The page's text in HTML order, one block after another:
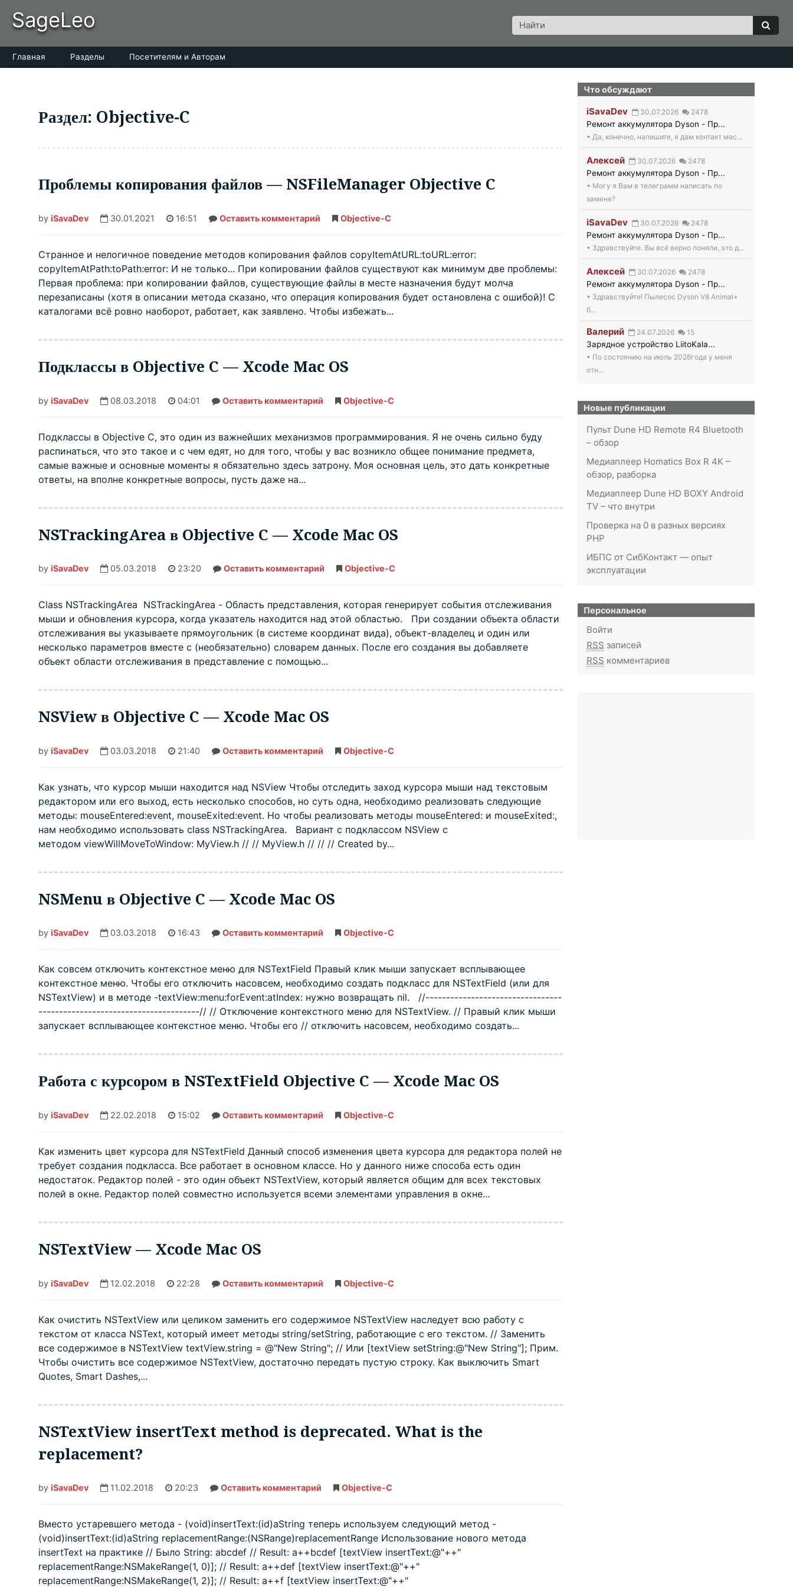
content
SageLeo
Поиск
для
Главная Разделы Посетителям и Авторам
Раздел: Objective-C
Проблемы копирования файлов — NSFileManager Objective C
by iSavaDev 30.01.2021 16:51 Оставить комментарий Проблемы
копирования
NSFileManager
Objective
C
Objective-C
Странное и нелогичное поведение методов копирования файлов copyItemAtURL:toURL:error:
copyItemAtPath:toPath:error: И не только... При копировании файлов существуют как минимум две проблемы:
Первая проблема: при копировании файлов, существующие файлы в месте назначения будут молча
перезаписаны (хотя в описании метода сказано, что операция копирования будет остановлена с ошибой)! С
каталогами всё ровно наоборот, работает, как заявлено. Чтобы избежать...
Подклассы в Objective C — Xcode Mac OS
by iSavaDev 08.03.2018 04:01 Оставить комментарий Подклассы
—
Xcode
Mac
OS
Objective-C
Подклассы в Objective C, это один из важнейших механизмов программирования. Я не очень сильно буду
распинаться, что это такое и с чем едят, но для того, чтобы у вас возникло общее понимание предмета,
самые важные и основные моменты я обязательно здесь затрону. Моя основная цель, это дать конкретные
ответы, на вполне конкретные вопросы, пусть даже на...
NSTrackingArea в Objective C — Xcode Mac OS
by iSavaDev 05.03.2018 23:20 Оставить комментарий NSTrackingArea
—
Xcode
Mac
OS
Objective-C
Class NSTrackingArea NSTrackingArea - Область представления, которая генерирует события отслеживания
мыши и обновления курсора, когда указатель находится над этой областью. При создании объекта области
отслеживания вы указываете прямоугольник (в системе координат вида), объект-владелец и один или
несколько параметров вместе с (необязательно) словарем данных. После его создания вы добавляете
объект области отслеживания в представление с помощью...
NSView в Objective C — Xcode Mac OS
by iSavaDev 03.03.2018 21:40 Оставить комментарий NSView
—
Xcode
Mac
Objective-C
Как узнать, что курсор мыши находится над NSView Чтобы отследить заход курсора мыши над текстовым
редактором или его выход, есть несколько способов, но суть одна, необходимо реализовать следующие
методы: mouseEntered:event, mouseExited:event. Но чтобы реализовать методы mouseEntered: и mouseExited:,
нам необходимо использовать class NSTrackingArea. Вариант с подклассом NSView с
методом viewWillMoveToWindow: MyView.h // // MyView.h // // // Created by...
NSMenu в Objective C — Xcode Mac OS
by iSavaDev 03.03.2018 16:43 Оставить комментарий NSMenu
—
Xcode
Mac
OS
Objective-C
Как совсем отключить контекстное меню для NSTextField Правый клик мыши запускает всплывающее
контекстное меню. Чтобы его отключить насовсем, необходимо создать подкласс для NSTextField (или для
NSTextView) и в методе -textView:menu:forEvent:atIndex: нужно возвращать nil. //---------------------------------
---------------------------------------// // Отключение контекстного меню для NSTextView. // Правый клик мыши
запускает всплывающее контекстное меню. Чтобы его // отключить насовсем, необходимо создать...
Работа с курсором в NSTextField Objective C — Xcode Mac OS
by iSavaDev 22.02.2018 15:02 Оставить комментарий Работа
NSTextField
Objective
C
—
Xcode
OS
Objective-C
Как изменить цвет курсора для NSTextField Данный способ изменения цвета курсора для редактора полей не
требует создания подкласса. Все работает в основном классе. Но у данного ниже способа есть один
недостаток. Редактор полей - это один объект NSTextView, который является общим для всех текстовых
полей в окне. Редактор полей совместно используется всеми элементами управления в окне...
NSTextView — Xcode Mac OS
by iSavaDev 12.02.2018 22:28 Оставить комментарий NSTextView
OS
Objective-C
Как очистить NSTextView или целиком заменить его содержимое NSTextView наследует всю работу с
текстом от класса NSText, который имеет методы string/setString, работающие с его текстом. // Заменить
все содержимое в NSTextView textView.string = @"New String"; // Или [textView setString:@"New String"]; Прим.
Чтобы очистить все содержимое NSTextView, достаточно передать пустую строку. Как выключить Smart
Quotes, Smart Dashes,...
NSTextView insertText method is deprecated. What is the
replacement?
by iSavaDev 11.02.2018 20:23 Оставить комментарий NSTextView
insertText
deprecated.
What
is
the
replacement?
Objective-C
Вместо устаревшего метода - (void)insertText:(id)aString теперь используем следующий метод -
(void)insertText:(id)aString replacementRange:(NSRange)replacementRange Использование нового метода
insertText на практике // Было String: abcdef // Result: a++bcdef [textView insertText:@"++"
replacementRange:NSMakeRange(1, 0)]; // Result: a++def [textView insertText:@"++"
replacementRange:NSMakeRange(1, 2)]; // Result: a++f [textView insertText:@"++"
Что обсуждают
iSavaDev 30.07.2026 2478
Ремонт аккумулятора Dyson - Пр...
• Да, конечно, напишите, я дам контакт мас...
Алексей 30.07.2026 2478
Ремонт аккумулятора Dyson - Пр...
• Могу я Вам в телеграмм написать по
замене?
iSavaDev 30.07.2026 2478
Ремонт аккумулятора Dyson - Пр...
• Здравствуйте. Вы всё верно поняли, это д...
Алексей 30.07.2026 2478
Ремонт аккумулятора Dyson - Пр...
• Здравствуйте! Пылесос Dyson V8 Animal+
б...
Валерий 24.07.2026 15
Зарядное устройство LiitoKala...
• По состоянию на июль 2026года у меня
отн...
Новые публикации
Пульт Dune HD Remote R4 Bluetooth
– обзор
Медиаплеер Homatics Box R 4K –
обзор, разборка
Медиаплеер Dune HD BOXY Android
TV – что внутри
Проверка на 0 в разных версиях
PHP
ИБПС от СибКонтакт — опыт
эксплуатации
Персональное
Войти
RSS записей
RSS комментариев